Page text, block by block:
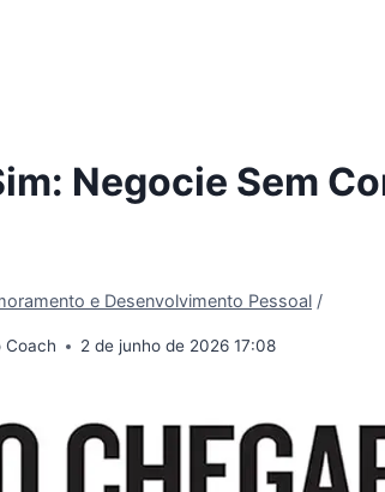
Negocie Sem
e Desenvolvimento Pessoal /
Coach 2 de junho de 2026 17:08